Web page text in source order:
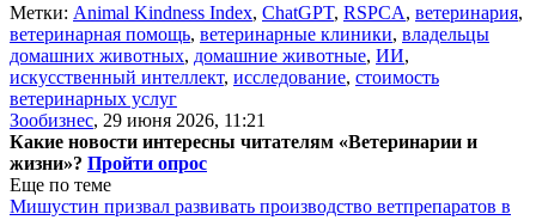
Метки: Animal Kindness Index, ChatGPT, RSPCA, ветеринария,
ветеринарная помощь, ветеринарные клиники, владельцы
домашних животных, домашние животные, ИИ,
искусственный интеллект, исследование, стоимость
ветеринарных услуг
Зообизнес, 29 июня 2026, 11:21
Какие новости интересны читателям «Ветеринарии и
жизни»? Пройти опрос
Еще по теме
Мишустин призвал развивать производство ветпрепаратов в